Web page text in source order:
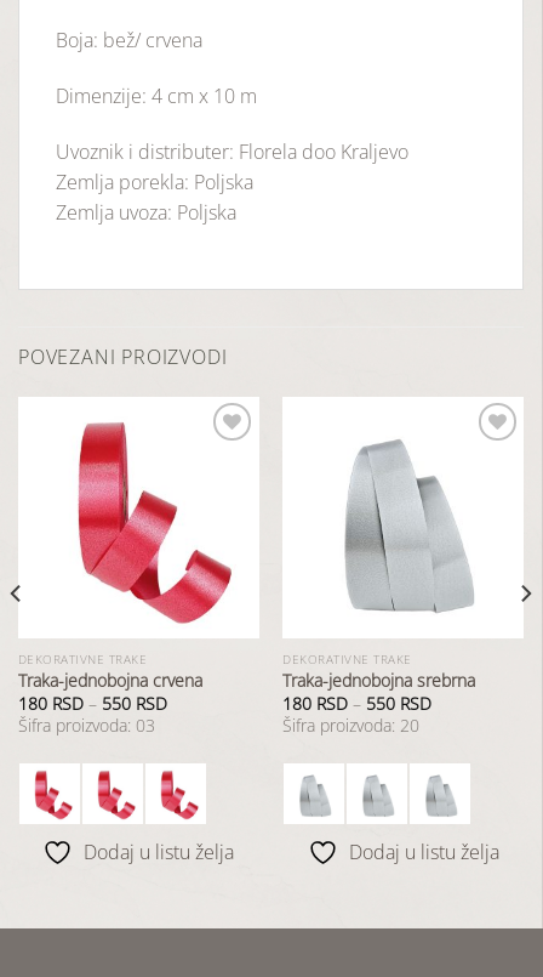
Boja: bež/ crvena
Dimenzije: 4 cm x 10 m
Uvoznik i distributer: Florela doo Kraljevo
Zemlja porekla: Poljska
Zemlja uvoza: Poljska
POVEZANI PROIZVODI
DEKORATIVNE TRAKE
Traka-jednobojna crvena
180 RSD– 550 RSD
Šifra proizvoda: 03
Dodaj u listu želja
DEKORATIVNE TRAKE
Traka-jednobojna srebrna
180 RSD – 550 RSD
Šifra proizvoda: 20
Dodaj u listu želja